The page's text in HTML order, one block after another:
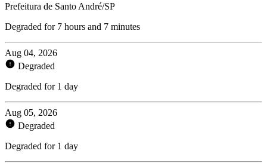
Prefeitura de Santo André/SP
Degraded for 7 hours and 7 minutes
Aug 04, 2026
Degraded
Degraded for 1 day
Aug 05, 2026
Degraded
Degraded for 1 day